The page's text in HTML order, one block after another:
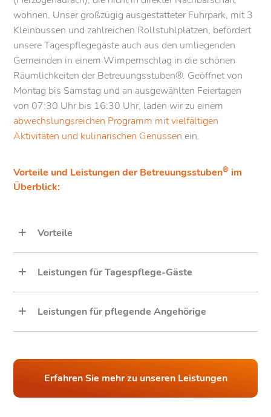
wohnen. Unser großzügig ausgestatteter Fuhrpark, mit 3
Kleinbussen und zahlreichen Rollstuhlplätzen, befördert
unsere Tagespflegegäste auch aus den umliegenden
Gemeinden in einem Wimpernschlag in die schönen
Räumlichkeiten der Betreuungsstuben®. Geöffnet von
Montag bis Samstag und an ausgewählten Feiertagen
von 07:30 Uhr bis 16:30 Uhr, laden wir zu einem
abwechslungsreichen Programm mit vielfältigen
Aktivitäten und kulinarischen Genüssen ein.
Vorteile und Leistungen der Betreuungsstuben® im
Überblick:
Vorteile
Leistungen für Tagespflege-Gäste
Leistungen für pflegende Angehörige
Erfahren Sie mehr zu unseren Leistungen